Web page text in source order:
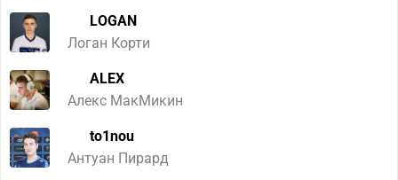
LOGAN
Логан Корти
ALEX
Алекс МакМикин
to1nou
Антуан Пирард